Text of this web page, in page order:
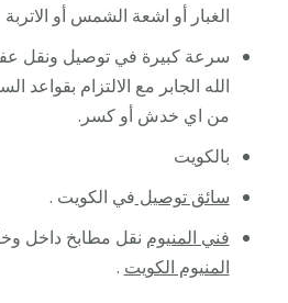
الغبار أو اشعة الشمس أو الاتربة
سرعة كبيرة في توصيل ونقل
الله الجابر مع الالتزام بقواعد
من اي خدش أو كسر.
بالكويت
سائق توصيل في الكويت .
فني المنيوم نقل مطابخ داخل
المنيوم الكويت .